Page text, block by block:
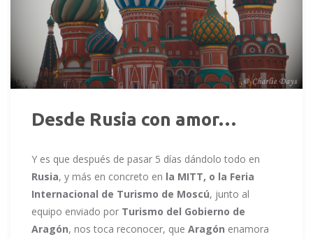
Desde Rusia con amor…
Y es que después de pasar 5 días dándolo todo en
Rusia, y más en concreto en la MITT, o la Feria
Internacional de Turismo de Moscú, junto al
equipo enviado por Turismo del Gobierno de
Aragón, nos toca reconocer, que Aragón enamora